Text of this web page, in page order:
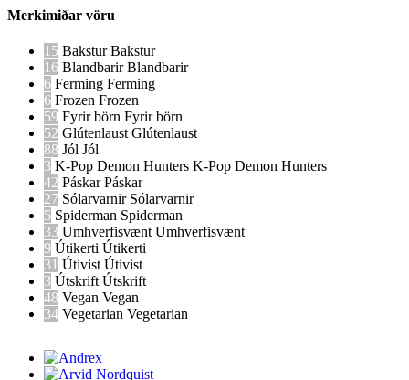
Merkimiðar vöru
15 BaksturBakstur
16 BlandbarirBlandbarir
6 Ferming Ferming
6 Frozen Frozen
59 Fyrir börn Fyrir börn
52 Glútenlaust Glútenlaust
88 Jól Jól
3 K-Pop Demon Hunters K-Pop Demon Hunters
42 PáskarPáskar
27 Sólarvarnir Sólarvarnir
5 Spiderman Spiderman
33 Umhverfisvænt Umhverfisvænt
9 Útikerti Útikerti
31 Útivist Útivist
3 Útskrift Útskrift
48 Vegan Vegan
34 Vegetarian Vegetarian